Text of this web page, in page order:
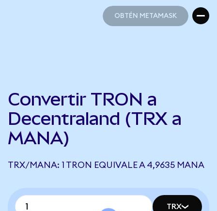
OBTÉN METAMASK
Convertir TRON a
Decentraland (TRX a
MANA)
TRX/MANA: 1 TRON EQUIVALE A 4,9635 MANA
TRX